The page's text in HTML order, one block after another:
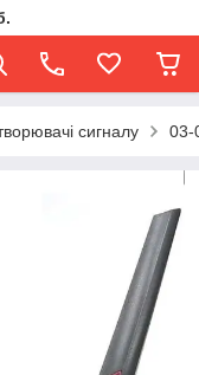
сигналу 03-